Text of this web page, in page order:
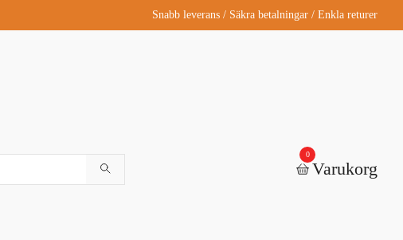
Snabb leverans / Säkra betalningar / Enkla returer
0
Varukorg